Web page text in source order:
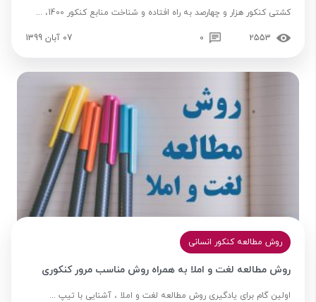
کشتی کنکور هزار و چهارصد به راه افتاده و شناخت منابع کنکور 1400، ...
2553
0 07 آبان 1399
روش مطالعه کنکور انسانی
روش مطالعه لغت و املا به همراه روش مناسب مرور کنکوری
اولین گام برای یادگیری روش مطالعه لغت و املا ، آشنایی با تیپ ...